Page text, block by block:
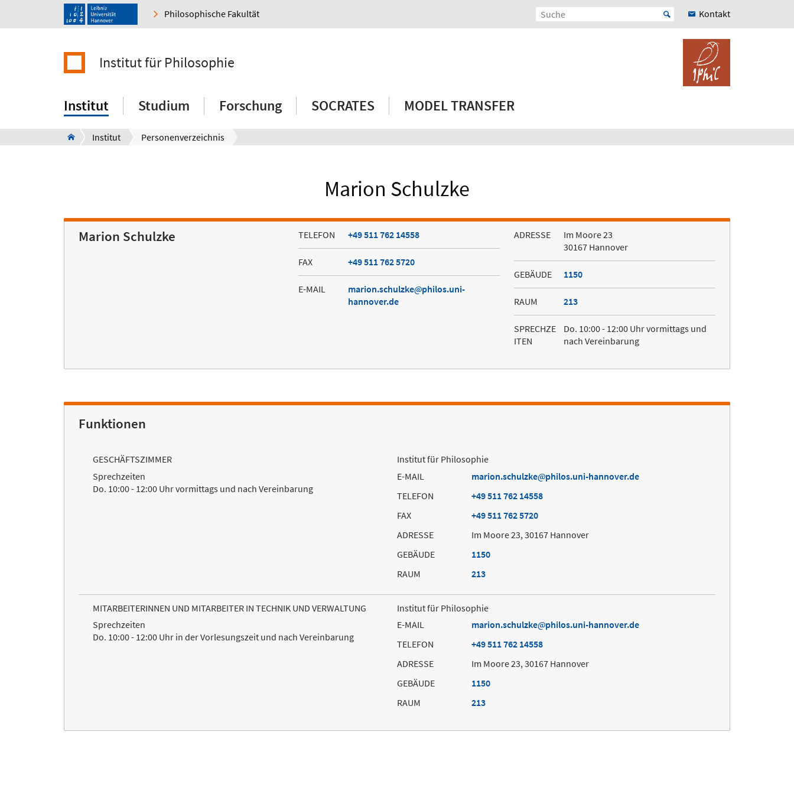
Philosophische Fakultät Kontakt
Institut für Philosophie
Institut Studium Forschung SOCRATES MODEL TRANSFER
Institut Personenverzeichnis
Marion Schulzke
Marion Schulzke TELEFON +49 511 762 14558
FAX +49 511 762 5720
E-MAIL marion.schulzke
philos.uni-
hannover.de
ADRESSE
Im Moore 23
30167 Hannover
GEBÄUDE 1150
RAUM 213
SPRECHZE
ITEN
Do. 10:00 - 12:00 Uhr vormittags und
nach Vereinbarung
Funktionen
GESCHÄFTSZIMMER
Sprechzeiten
Do. 10:00 - 12:00 Uhr vormittags und nach Vereinbarung
Institut für Philosophie
E-MAIL
marion.schulzke
philos.uni-hannover.de
TELEFON
+49 511 762 14558
FAX
+49 511 762 5720
ADRESSE
Im Moore 23, 30167 Hannover
GEBÄUDE
1150
RAUM
213
MITARBEITERINNEN UND MITARBEITER IN TECHNIK UND VERWALTUNG
Sprechzeiten
Do. 10:00 - 12:00 Uhr in der Vorlesungszeit und nach Vereinbarung
Institut für Philosophie
E-MAIL
marion.schulzke
philos.uni-hannover.de
TELEFON
+49 511 762 14558
ADRESSE
Im Moore 23, 30167 Hannover
GEBÄUDE
1150
RAUM
213